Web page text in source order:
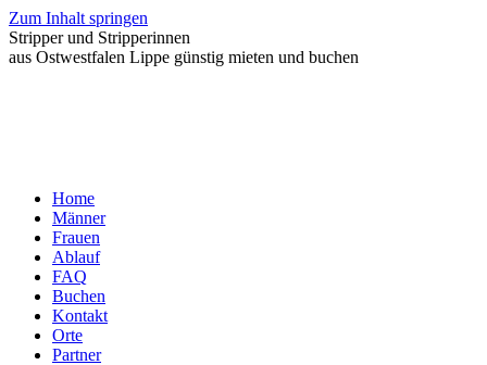
Zum Inhalt springen
Stripper und Stripperinnen
aus Ostwestfalen Lippe günstig mieten und buchen
Home
Männer
Frauen
Ablauf
FAQ
Buchen
Kontakt
Orte
Partner